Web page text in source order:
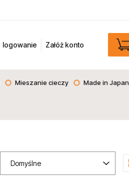
Załóż konto
logowanie
Mieszanie cieczy Made in Japan